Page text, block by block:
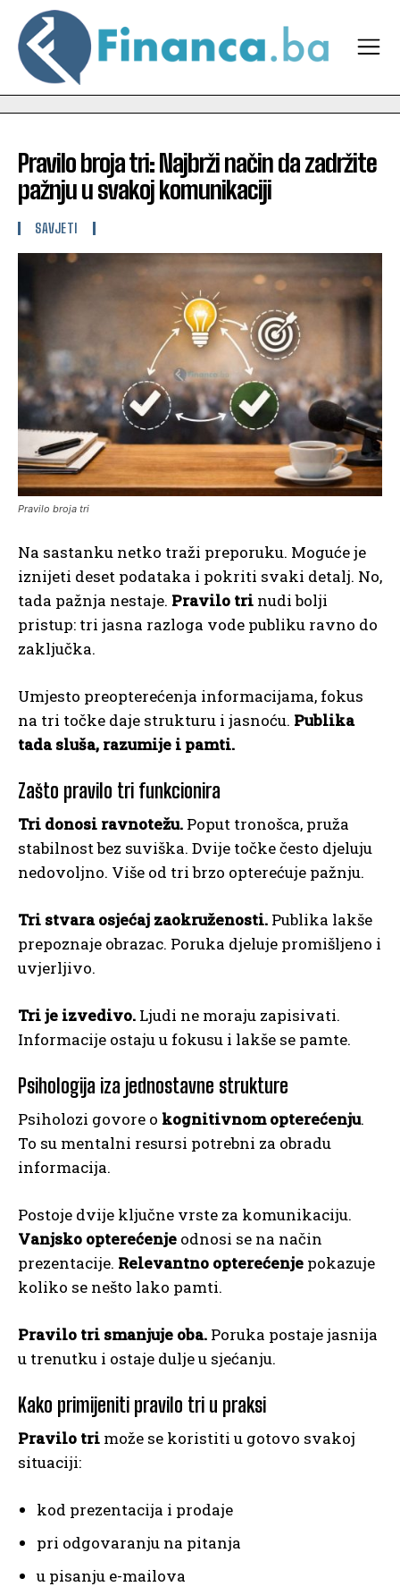
Pravilo broja tri: Najbrži način da zadržite
pažnju u svakoj komunikaciji
SAVJETI
Pravilo broja tri
Na sastanku netko traži preporuku. Moguće je
iznijeti deset podataka i pokriti svaki detalj. No,
tada pažnja nestaje. Pravilo tri nudi bolji
pristup: tri jasna razloga vode publiku ravno do
zaključka.
Umjesto preopterećenja informacijama, fokus
na tri točke daje strukturu i jasnoću. Publika
tada sluša, razumije i pamti.
Zašto pravilo tri funkcionira
Tri donosi ravnotežu. Poput tronošca, pruža
stabilnost bez suviška. Dvije točke često djeluju
nedovoljno. Više od tri brzo opterećuje pažnju.
Tri stvara osjećaj zaokruženosti. Publika lakše
prepoznaje obrazac. Poruka djeluje promišljeno i
uvjerljivo.
Tri je izvedivo. Ljudi ne moraju zapisivati.
Informacije ostaju u fokusu i lakše se pamte.
Psihologija iza jednostavne strukture
Psiholozi govore o kognitivnom opterećenju.
To su mentalni resursi potrebni za obradu
informacija.
Postoje dvije ključne vrste za komunikaciju.
Vanjsko opterećenje odnosi se na način
prezentacije. Relevantno opterećenje pokazuje
koliko se nešto lako pamti.
Pravilo tri smanjuje oba. Poruka postaje jasnija
u trenutku i ostaje dulje u sjećanju.
Kako primijeniti pravilo tri u praksi
Pravilo tri može se koristiti u gotovo svakoj
situaciji:
kod prezentacija i prodaje
pri odgovaranju na pitanja
u pisanju e-mailova